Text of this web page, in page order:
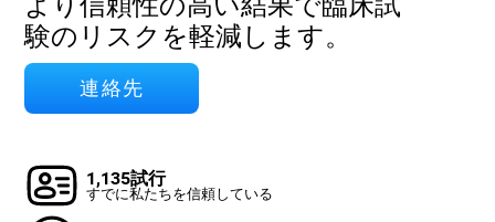
験のリスクを軽減します。
連絡先
1,135試行
すでに私たちを信頼している